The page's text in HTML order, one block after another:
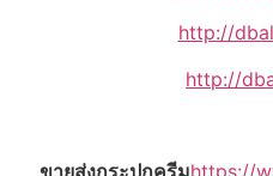
http://
http://
ขายส่งกระปุกครีมhttps://